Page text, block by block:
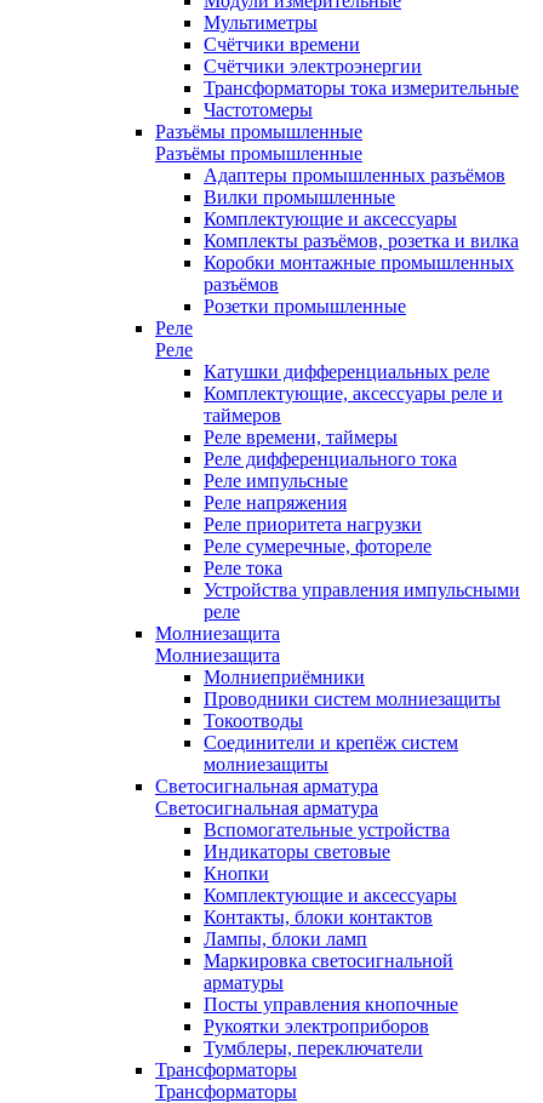
Мультиметры
Счётчики времени
Счётчики электроэнергии
Трансформаторы тока измерительные
Частотомеры
Разъёмы промышленные
Разъёмы промышленные
Адаптеры промышленных разъёмов
Вилки промышленные
Комплектующие и аксессуары
Комплекты разъёмов, розетка и вилка
Коробки монтажные промышленных
разъёмов
Розетки промышленные
Реле
Реле
Катушки дифференциальных реле
Комплектующие, аксессуары реле и
таймеров
Реле времени, таймеры
Реле дифференциального тока
Реле импульсные
Реле напряжения
Реле приоритета нагрузки
Реле сумеречные, фотореле
Реле тока
Устройства управления импульсными
реле
Молниезащита
Молниезащита
Молниеприёмники
Проводники систем молниезащиты
Токоотводы
Соединители и крепёж систем
молниезащиты
Светосигнальная арматура
Светосигнальная арматура
Вспомогательные устройства
Индикаторы световые
Кнопки
Комплектующие и аксессуары
Контакты, блоки контактов
Лампы, блоки ламп
Маркировка светосигнальной
арматуры
Посты управления кнопочные
Рукоятки электроприборов
Тумблеры, переключатели
Трансформаторы
Трансформаторы